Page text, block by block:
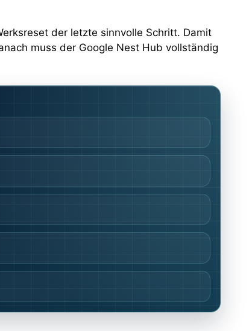
der letzte sinnvolle Schritt. Damit
muss der Google Nest Hub vollständig